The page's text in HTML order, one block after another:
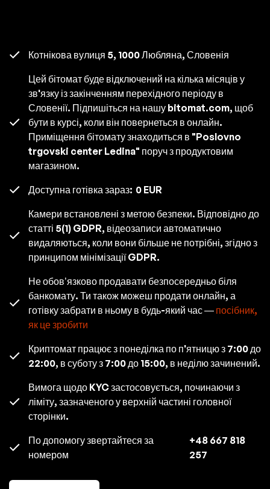
Котнікова вулиця 5, 1000 Любляна, Словенія
Цей бітомат буде відключений на кілька місяців у
зв'язку із закінченням перехідного періоду в
Словенії. Підпишіться на нашу bitomat.com, щоб
бути в курсі, коли він повернеться в онлайн.
Приміщення бітомату знаходиться в "Poslovno
trgovski center Ledina" поруч з продуктовим
магазином.
Доступна готівка зараз: 0 EUR
Камери встановлені з метою безпеки. Відповідно до
статті 5(1) GDPR, відеозаписи автоматично
видаляються, коли вони більше не потрібні, згідно з
принципом мінімізації GDPR.
Не обов’язково продавати безпосередньо біля
банкомату. Ти також можеш продати онлайн, а
готівку забрати в ньому в будь-який час — посібник,
як це зробити
Криптомат працює з понеділка по п'ятницю з 7:00 до
22:00, в суботу з 7:00 до 15:00, в неділю зачинений.
Вимога щодо KYC застосовується, починаючи з
ліміту, зазначеного у верхній частині головної
сторінки.
По допомогу звертайтеся за
номером
+48 667 818
257